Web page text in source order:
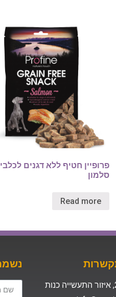
פרופיין חטיף ללא דגנים
סלמון
Read more